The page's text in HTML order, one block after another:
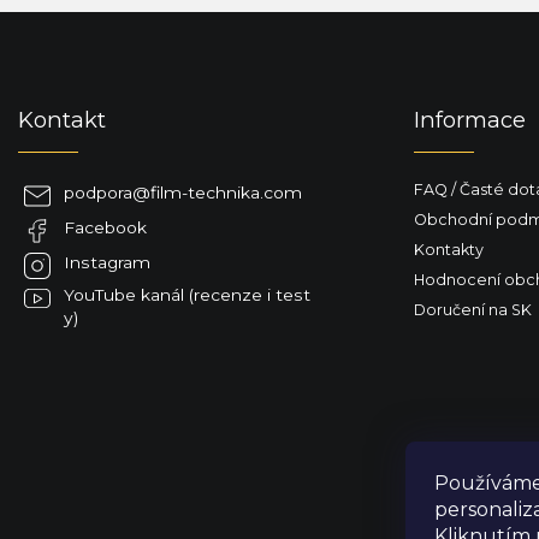
Kontakt
podpora@film-technika.com
Facebook
Instagram
YouTube kanál (recenze i test
y)
Informace
FAQ / Časté
Obchodní
Kontakty
Hodnocení
Doručení na SK